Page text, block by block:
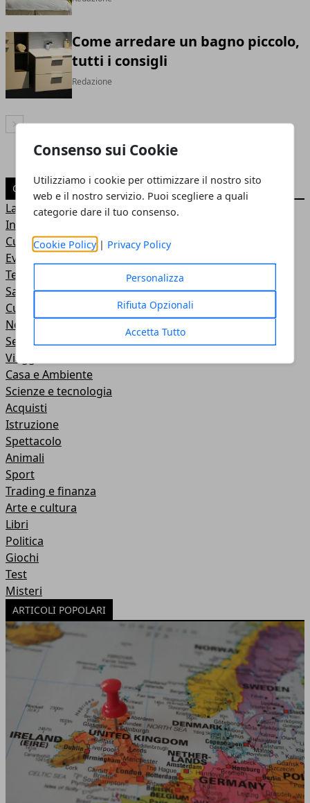
Consenso sui Cookie
Utilizziamo i cookie per ottimizzare il nostro sito
web e il nostro servizio. Puoi scegliere a quali
categorie dare il tuo consenso.
Cookie Policy | Privacy Policy
Personalizza
Rifiuta Opzionali
Accetta Tutto
Come arredare un bagno piccolo,
tutti i consigli
Redazione
Articolo Successivo
CATEGORIE
Lavoro
Internet
Curiosità
Eventi
Tempo libero
Salute
Cucina
News
Senza categoria
Viaggi
Casa e Ambiente
Scienze e tecnologia
Acquisti
Istruzione
Spettacolo
Animali
Sport
Trading e finanza
Arte e cultura
Libri
Politica
Giochi
Test
Misteri
ARTICOLI POPOLARI